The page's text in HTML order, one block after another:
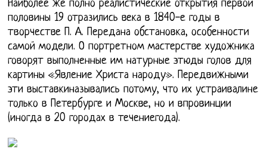
Наиболее же полно реалистические открытия первой
половины 19 отразились века в 1840-е годы в
творчестве П. А. Передана обстановка, особенности
самой модели. О портретном мастерстве художника
говорят выполненные им натурные этюды голов для
картины «Явление Христа народу». Передвижными
эти выставкиназывались потому, что их устраивалине
только в Петербурге и Москве, но и впровинции
(иногда в 20 городах в течениегода).